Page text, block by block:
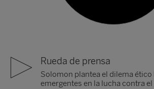
Rueda de prensa
Solomon plantea el dilema ético
emergentes en la lucha contra